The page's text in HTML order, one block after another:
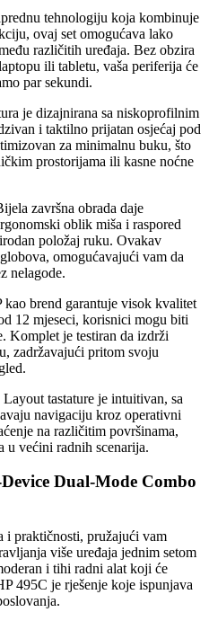
tehnologiju koja kombinuje
ovaj set omogućava lako
različitih uređaja. Bez obzira
ili tabletu, vaša periferija će
par sekundi.
je dizajnirana sa niskoprofilnim
i taktilno prijatan osjećaj pod
za minimalnu buku, što
prostorijama ili kasne noćne
završna obrada daje
oblik miša i raspored
položaj ruku. Ovakav
omogućavajući vam da
nelagode.
kao brend garantuje visok kvalitet
12 mjeseci, korisnici mogu biti
Komplet je testiran da izdrži
zadržavajući pritom svoju
Layout tastature je intuitivan, sa
navigaciju kroz operativni
na različitim površinama,
u većini radnih scenarija.
Dual-Mode Combo
i praktičnosti, pružajući vam
više uređaja jednim setom
i tihi radni alat koji će
495C je rješenje koje ispunjava